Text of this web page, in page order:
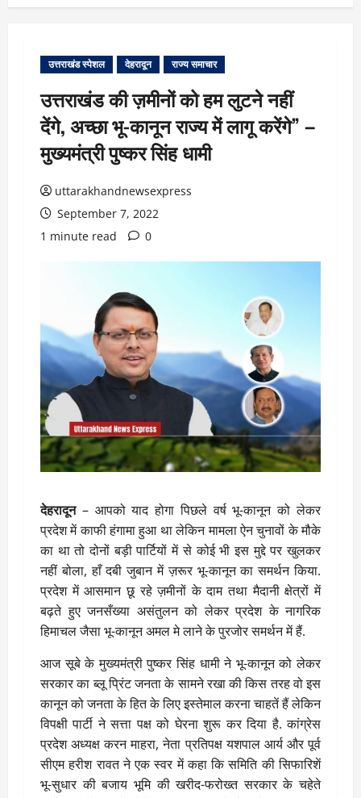
उत्तराखंड स्पेशल देहरादून राज्य समाचार
उत्तराखंड की ज़मीनों को हम लुटने नहीं
देंगे, अच्छा भू-कानून राज्य में लागू करेंगे” –
मुख्यमंत्री पुष्कर सिंह धामी
uttarakhandnewsexpress
September 7, 2022
1 minute read
0
देहरादून– आपको याद होगा पिछले वर्ष भू-कानून को लेकर
प्रदेश में काफी हंगामा हुआ था लेकिन मामला ऐन चुनावों के मौके
का था तो दोनों बड़ी पार्टियों में से कोई भी इस मुद्दे पर खुलकर
नहीं बोला, हाँ दबी जुबान में ज़रूर भू-कानून का समर्थन किया.
प्रदेश में आसमान छू रहे ज़मीनों के दाम तथा मैदानी क्षेत्रों में
बढ़ते हुए जनसँख्या असंतुलन को लेकर प्रदेश के नागरिक
हिमाचल जैसा भू-कानून अमल मे लाने के पुरजोर समर्थन में हैं.
आज सूबे के मुख्यमंत्री पुष्कर सिंह धामी ने भू-कानून को लेकर
सरकार का ब्लू प्रिंट जनता के सामने रखा की किस तरह वो इस
कानून को जनता के हित के लिए इस्तेमाल करना चाहतें हैं लेकिन
विपक्षी पार्टी ने सत्ता पक्ष को घेरना शुरू कर दिया है. कांग्रेस
प्रदेश अध्यक्ष करन माहरा, नेता प्रतिपक्ष यशपाल आर्य और पूर्व
सीएम हरीश रावत ने एक स्वर में कहा कि समिति की सिफारिशें
भू-सुधार की बजाय भूमि की खरीद-फरोख्त सरकार के चहेते